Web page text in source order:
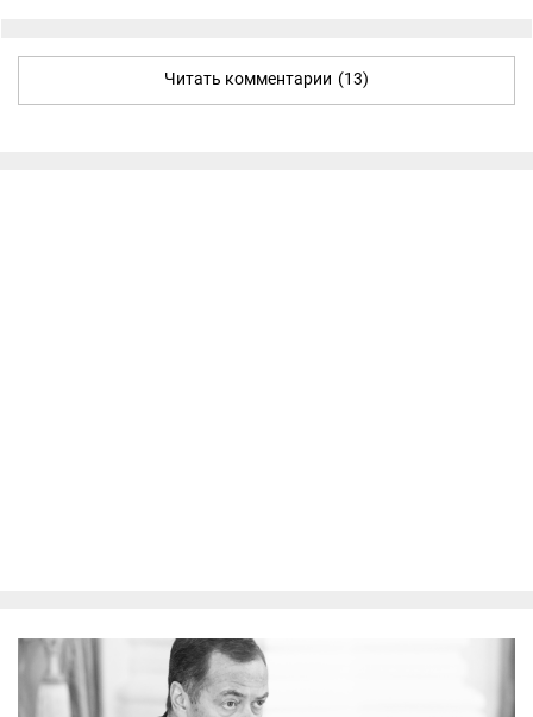
Читать комментарии (13)